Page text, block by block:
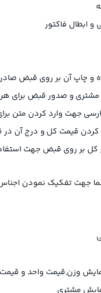
ابطال فاکتور
و چاپ آن بر روی قبض
و صدور قبض برای
جهت وارد کردن متن
کردن قیمت کل و درج آن
کل بر روی قبض جهت
جهت تفکیک نمودن اجناس